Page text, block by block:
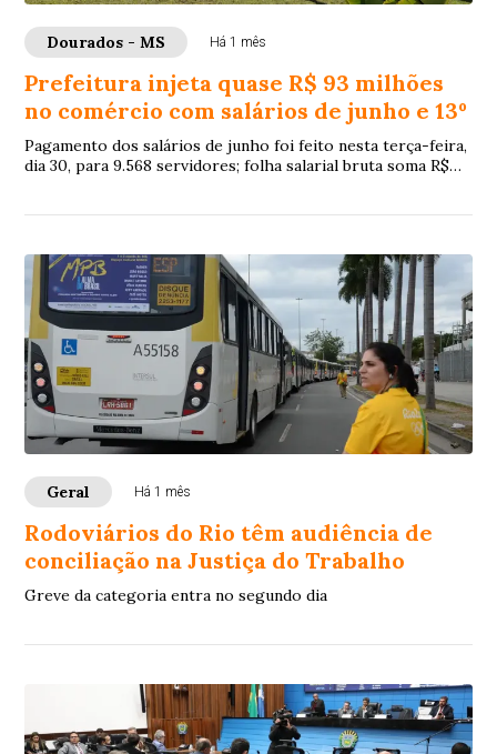
Dourados - MS Há 1 mês
Prefeitura injeta quase R$ 93 milhões
no comércio com salários de junho e 13º
Pagamento dos salários de junho foi feito nesta terça-feira,
dia 30, para 9.568 servidores; folha salarial bruta soma R$
Geral Há 1 mês
Rodoviários do Rio têm audiência de
conciliação na Justiça do Trabalho
Greve da categoria entra no segundo dia